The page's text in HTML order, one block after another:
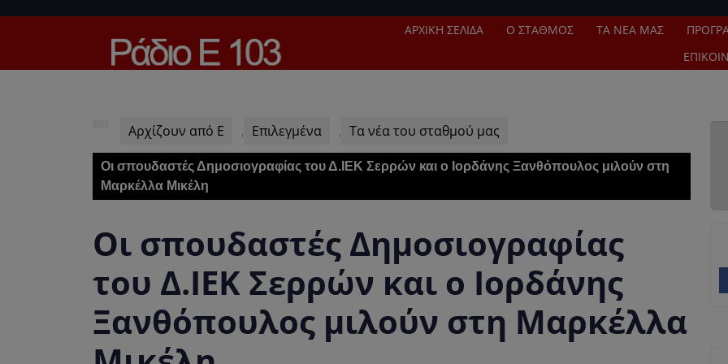
ΑΡΧΙΚΉ ΣΕΛΊΔΑ Ο ΣΤΑΘΜΌΣ ΤΑ ΝΈΑ ΜΑΣ
Αρχίζουν από Ε , Επιλεγμένα , Τα νέα του σταθμού μας
Οι σπουδαστές Δημοσιογραφίας του Δ.ΙΕΚ Σερρών και ο Ιορδάνης Ξανθόπουλος μιλούν στη
Μαρκέλλα Μικέλη
Οι σπουδαστές Δημοσιογραφίας
του Δ.ΙΕΚ Σερρών και ο Ιορδάνης
Ξανθόπουλος μιλούν στη Μαρκέλλα